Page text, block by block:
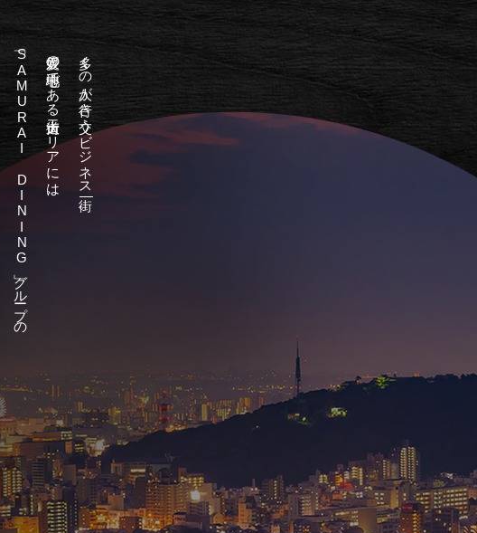
多くの人が行き交うビジネス街―。
愛媛の中心地である大街道エリアには、
「SAMURAI DINING」グループの